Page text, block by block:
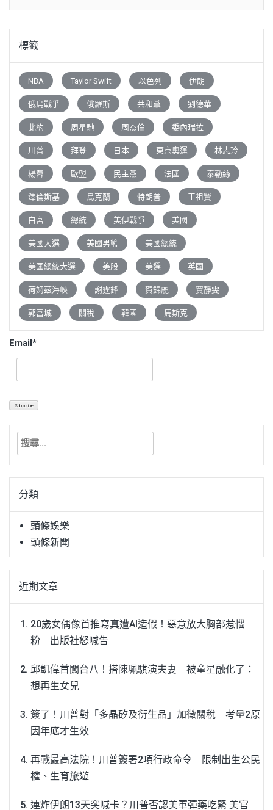
標籤
NBA Taylor Swift 以色列 伊朗
俄烏戰爭 俄羅斯 共和黨 劉德華
北約 周星馳 周杰倫 委內瑞拉
川普 拜登 日本 東京奧運 林志玲
楊冪 歐盟 民主黨 法國 泰勒絲
澤倫斯基 烏克蘭 特朗普 王祖賢
白宮 總統 美伊戰爭 美國
美國大選 美國男籃 美國總統
美國總統大選 美股 美選 英國
荷姆茲海峽 謝霆鋒 賀錦麗 賈靜雯
郭富城 關稅 韓國 馬斯克
Email*
搜
關
字:分類
頭條娛樂
頭條新聞
近期文章
20歲女偶像首推寫真遭AI造假！惡意放大胸部惹惱
粉 出版社怒喊告
邱凱偉首闖台八！搭陳珮騏演夫妻 被童星融化了：
想再生女兒
簽了！川普對「多晶矽及衍生品」加徵關稅 考量2原
因年底才生效
再戰最高法院！川普簽署2項行政命令 限制出生公民
權、生育旅遊
連炸伊朗13天突喊卡？川普否認美軍彈藥吃緊 美官